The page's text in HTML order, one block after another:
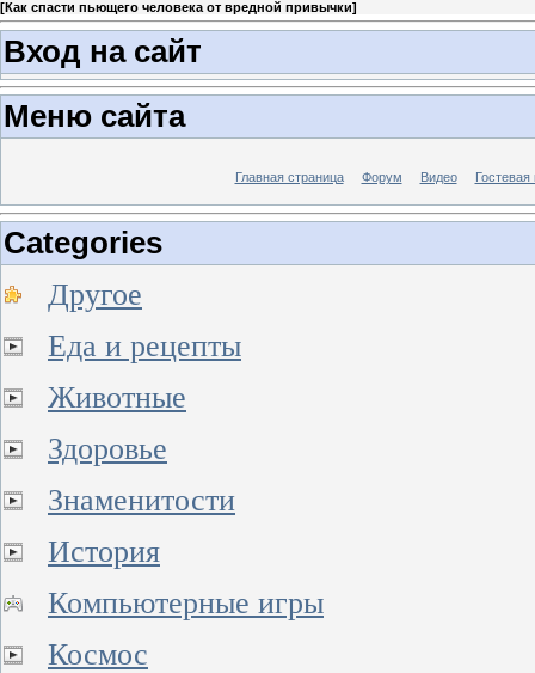
[Как спасти пьющего человека от вредной привычки]
Вход на сайт
Меню сайта
Главная страница Форум Видео Гостевая
Categories
Другое
Еда и рецепты
Животные
Здоровье
Знаменитости
История
Компьютерные игры
Космос